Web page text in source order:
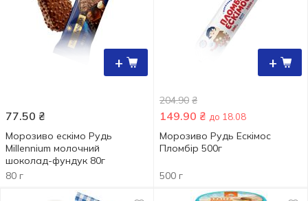
+
77.50 ₴
Морозиво ескімо Рудь
Millennium молочний
шоколад-фундук 80г
80 г
+
204.90 ₴
149.90 ₴ до 18.08
Морозиво Рудь Ескімос
Пломбір 500г
500 г